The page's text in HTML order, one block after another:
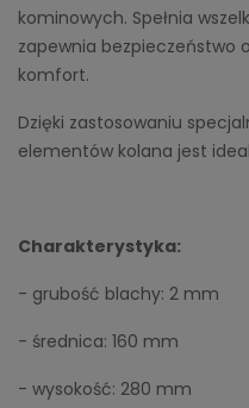
kominowych. Spełnia
zapewnia bezpieczeństwo
komfort.
Dzięki zastosowaniu
elementów kolana jest
Charakterystyka:
- grubość blachy: 2 mm
- średnica: 160 mm
- wysokość: 280 mm